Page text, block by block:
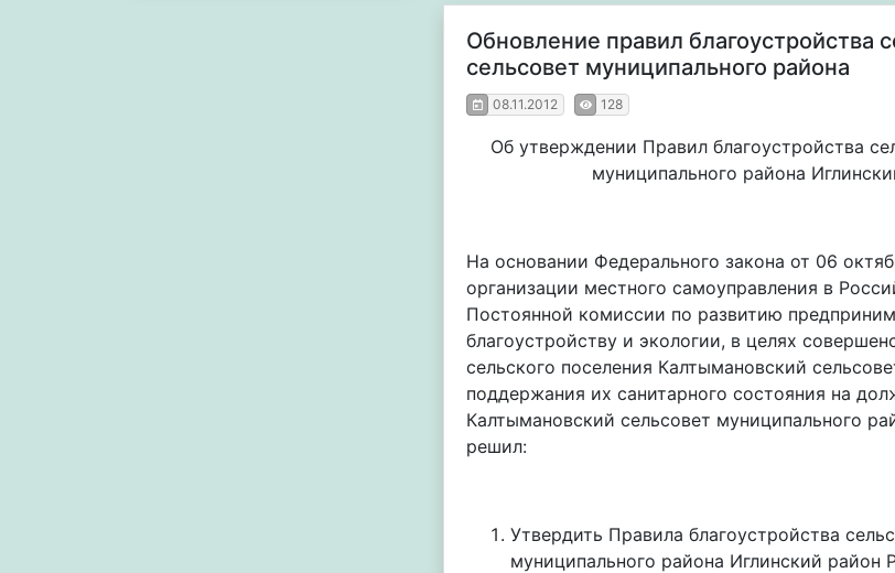
Обновление правил благоустройства
сельсовет муниципального района
08.11.2012 128
Об утверждении Правил благоустройства
муниципального района
На основании Федерального закона от 06
организации местного самоуправления в
Постоянной комиссии по развитию
благоустройству и экологии, в целях
сельского поселения Калтымановский
поддержания их санитарного состояния на
Калтымановский сельсовет муниципального
решил:
Утвердить Правила благоустройства
муниципального района Иглинский район